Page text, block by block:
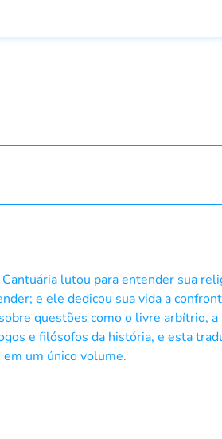
lutou para entender sua
e ele dedicou sua vida a
questões como o livre arbítrio, a
e filósofos da história, e esta
um único volume.